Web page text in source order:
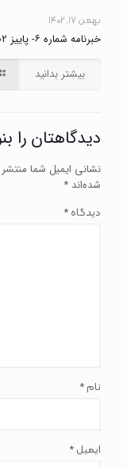
بهمن ۱۷, ۱۴۰۲
خبرنامه شماره ۶- پاییز ۱۴۰۲
بیشتر بدانید
دیدگاهتان را
نشانی ایمیل شما
شده‌اند *
دیدگاه *
نام *
ایمیل *